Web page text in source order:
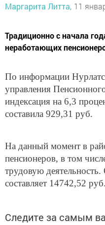
Маргарита Литта, 11
Традиционно с начала
неработающих
По информации
управления
индексация на 6,3
составила 929,31 руб.
На данный момент в
пенсионеров, в том
трудовую
составляет 14742,52 руб.
Следите за самым